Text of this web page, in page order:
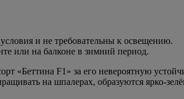
и не требовательны к освещению.
или на балконе в зимний период.
«Беттина F1» за его невероятную
на шпалерах, образуются